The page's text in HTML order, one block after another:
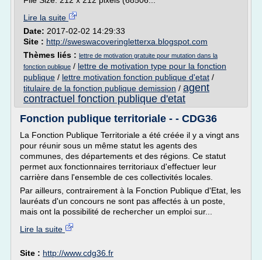
Lire la suite
Date: 2017-02-02 14:29:33
Site : http://sweswacoveringletterxa.blogspot.com
Thèmes liés : lettre de motivation gratuite pour mutation dans la
fonction publique / lettre de motivation type pour la fonction
publique / lettre motivation fonction publique d'etat /
titulaire de la fonction publique demission / agent
contractuel fonction publique d'etat
Fonction publique territoriale - - CDG36
La Fonction Publique Territoriale a été créée il y a vingt ans
pour réunir sous un même statut les agents des
communes, des départements et des régions. Ce statut
permet aux fonctionnaires territoriaux d'effectuer leur
carrière dans l'ensemble de ces collectivités locales.
Par ailleurs, contrairement à la Fonction Publique d'Etat, les
lauréats d'un concours ne sont pas affectés à un poste,
mais ont la possibilité de rechercher un emploi sur...
Lire la suite
Site : http://www.cdg36.fr